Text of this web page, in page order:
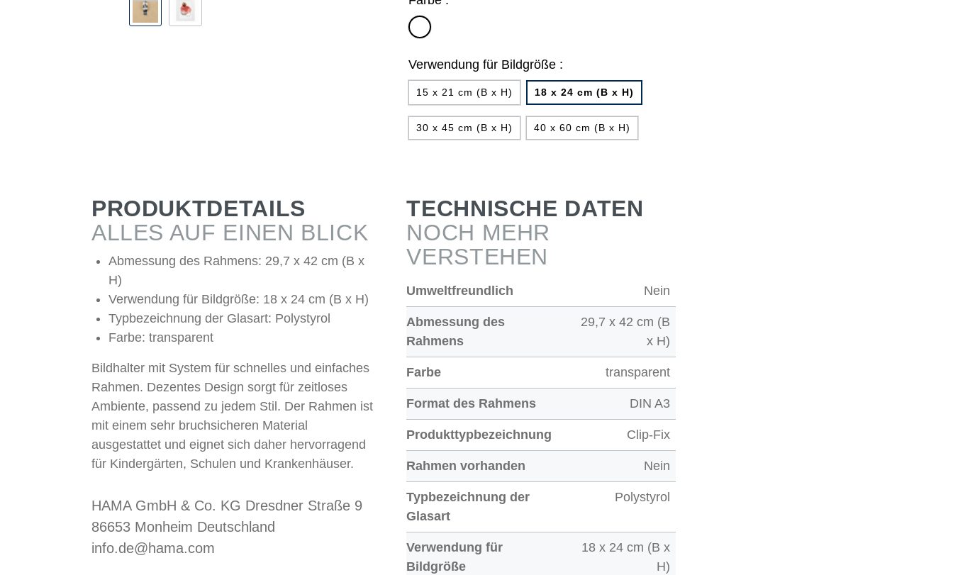
transparent
Verwendung für Bildgröße :
15 x 21 cm (B x H) 18 x 24 cm (B x H)
30 x 45 cm (B x H) 40 x 60 cm (B x H)
PRODUKTDETAILS
ALLES AUF EINEN BLICK
Abmessung des Rahmens: 29,7 x 42 cm (B x
H)
Verwendung für Bildgröße: 18 x 24 cm (B x H)
Typbezeichnung der Glasart: Polystyrol
Farbe: transparent
Bildhalter mit System für schnelles und einfaches
Rahmen. Dezentes Design sorgt für zeitloses
Ambiente, passend zu jedem Stil. Der Rahmen ist
mit einem sehr bruchsicheren Material
ausgestattet und eignet sich daher hervorragend
für Kindergärten, Schulen und Krankenhäuser.
HAMA GmbH & Co. KG Dresdner Straße 9
86653 Monheim Deutschland
info.de@hama.com
TECHNISCHE DATEN
NOCH MEHR
VERSTEHEN
Umweltfreundlich Nein
Abmessung des
Rahmens
29,7 x 42 cm (B
x H)
Farbe transparent
Format des Rahmens DIN A3
Produkttypbezeichnung Clip-Fix
Rahmen vorhanden Nein
Typbezeichnung der
Glasart
Polystyrol
Verwendung für
Bildgröße
18 x 24 cm (B x
H)